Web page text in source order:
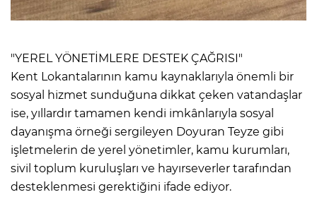
"YEREL YÖNETİMLERE DESTEK ÇAĞRISI"
Kent Lokantalarının kamu kaynaklarıyla önemli bir
sosyal hizmet sunduğuna dikkat çeken vatandaşlar
ise, yıllardır tamamen kendi imkânlarıyla sosyal
dayanışma örneği sergileyen Doyuran Teyze gibi
işletmelerin de yerel yönetimler, kamu kurumları,
sivil toplum kuruluşları ve hayırseverler tarafından
desteklenmesi gerektiğini ifade ediyor.